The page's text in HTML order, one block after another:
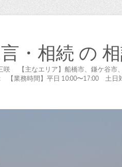
相続 の 相
【主なエリア】船橋市、鎌ケ谷市
【業務時間】平日 10:00〜17:00 土日